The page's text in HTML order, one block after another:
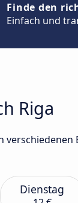
Finde den
Einfach und
Riga
Dienstag